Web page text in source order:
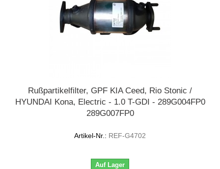
Rußpartikelfilter, GPF KIA Ceed, Rio Stonic /
HYUNDAI Kona, Electric - 1.0 T-GDI - 289G004FP0
289G007FP0
Artikel-Nr.: REF-G4702
Auf Lager